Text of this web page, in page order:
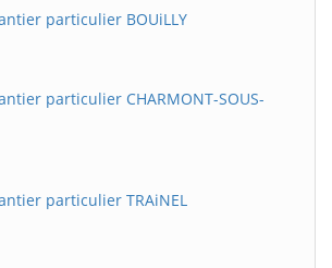
particulier BOUiLLY
particulier CHARMONT-SOUS-
particulier TRAiNEL